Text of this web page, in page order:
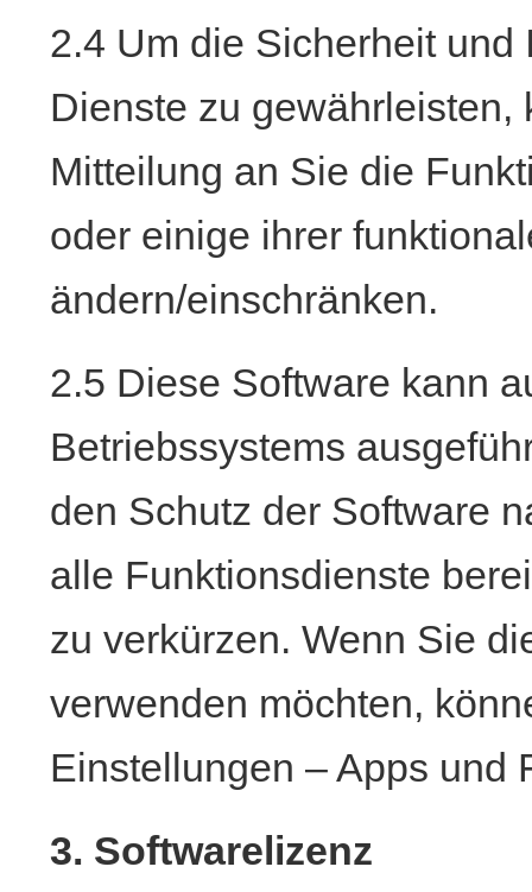
2.4 Um die Sicherheit
Dienste zu
Mitteilung an Sie die
oder einige ihrer
ändern/einschränken.
2.5 Diese Software kann
Betriebssystems
den Schutz der Software
alle Funktionsdienste
zu verkürzen. Wenn Sie
verwenden möchten,
Einstellungen – Apps und
3. Softwarelizenz